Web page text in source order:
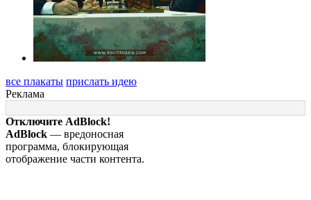
все плакаты прислать идею
Реклама
Отключите AdBlock!
AdBlock — вредоносная
программа, блокирующая
отображение части контента.